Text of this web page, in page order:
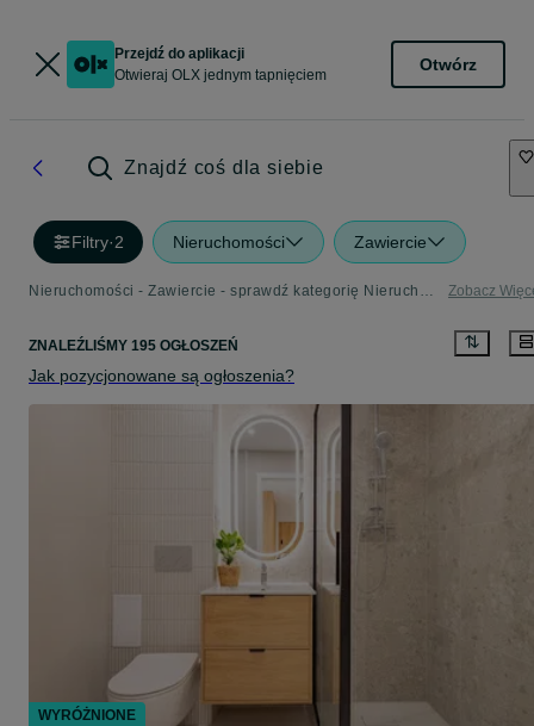
Przejdź do aplikacji
Otwieraj OLX jednym tapnięciem
Otwórz
Znajdź coś dla siebie
Filtry·2 Nieruchomości Zawiercie
Nieruchomości - Zawiercie - sprawdź kategorię Nieruchomości Zobacz
ZNALEŹLIŚMY 195 OGŁOSZEŃ
Jak pozycjonowane są ogłoszenia?
WYRÓŻNIONE